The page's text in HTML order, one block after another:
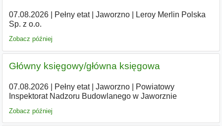
07.08.2026| Pełny etat| Jaworzno|
Leroy Merlin Polska
Sp. z o.o.
Zobacz później
Główny księgowy/główna księgowa
07.08.2026| Pełny etat| Jaworzno|
Powiatowy
Inspektorat Nadzoru Budowlanego w Jaworznie
Zobacz później